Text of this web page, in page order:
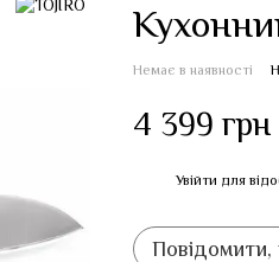
Немає в наявності
4 399 грн
Увійти для
Повідомити,